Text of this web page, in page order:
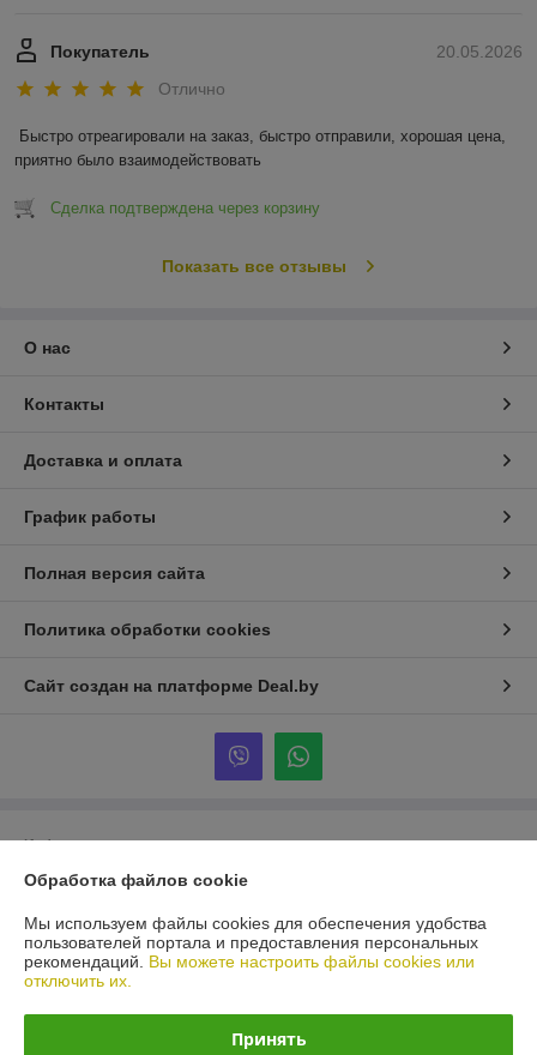
20.05.2026
Покупатель
Отлично
Быстро отреагировали на заказ, быстро отправили, хорошая цена,
приятно было взаимодействовать
Сделка подтверждена через корзину
Показать все отзывы
О нас
Контакты
Доставка и оплата
График работы
Полная версия сайта
Политика обработки cookies
Сайт создан на платформе Deal.by
Информация для покупателя
Юридическое лицо:Общество с ограниченной ответственностью
210038, г. Витебск, Московский пр-т, д.55В-3
Регистрационный номер ЕГР: 390431042
Регистрационный орган: Витебский областной исполнительны комитет
Обработка файлов cookie
Мы используем файлы cookies для обеспечения удобства
пользователей портала и предоставления персональных
рекомендаций. Вы можете настроить файлы cookies или
отключить их.
Принять